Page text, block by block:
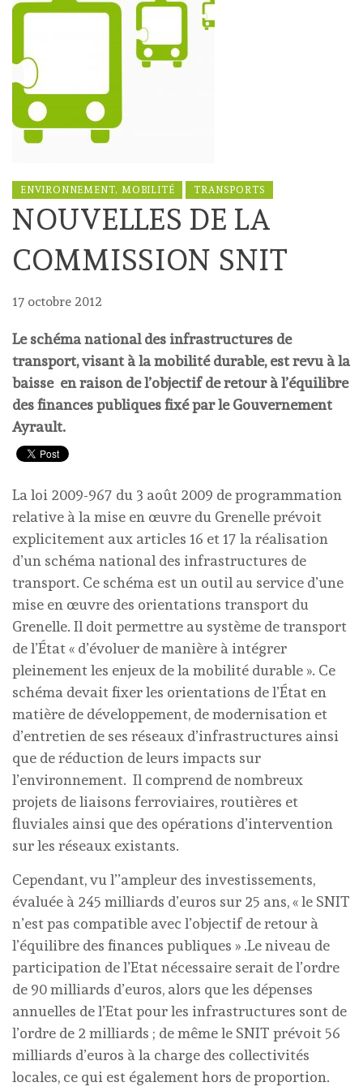
ENVIRONNEMENT, MOBILITÉ TRANSPORTS
NOUVELLES DE LA
COMMISSION SNIT
17 octobre 2012
Le schéma national des infrastructures de
transport, visant à la mobilité durable, est revu à la
baisse en raison de l’objectif de retour à l’équilibre
des finances publiques fixé par le Gouvernement
Ayrault.
La loi 2009-967 du 3 août 2009 de programmation
relative à la mise en œuvre du Grenelle prévoit
explicitement aux articles 16 et 17 la réalisation
d’un schéma national des infrastructures de
transport. Ce schéma est un outil au service d’une
mise en œuvre des orientations transport du
Grenelle. Il doit permettre au système de transport
de l’État « d’évoluer de manière à intégrer
pleinement les enjeux de la mobilité durable ». Ce
schéma devait fixer les orientations de l’État en
matière de développement, de modernisation et
d’entretien de ses réseaux d’infrastructures ainsi
que de réduction de leurs impacts sur
l’environnement. Il comprend de nombreux
projets de liaisons ferroviaires, routières et
fluviales ainsi que des opérations d’intervention
sur les réseaux existants.
Cependant, vu l’’ampleur des investissements,
évaluée à 245 milliards d’euros sur 25 ans, « le SNIT
n’est pas compatible avec l’objectif de retour à
l’équilibre des finances publiques » .Le niveau de
participation de l’Etat nécessaire serait de l’ordre
de 90 milliards d’euros, alors que les dépenses
annuelles de l’Etat pour les infrastructures sont de
l’ordre de 2 milliards ; de même le SNIT prévoit 56
milliards d’euros à la charge des collectivités
locales, ce qui est également hors de proportion.